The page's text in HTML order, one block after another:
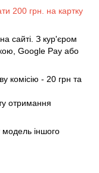
200 грн. на картку
сайті. З кур'єром
Google Pay або
комісію - 20 грн та
отримання
модель іншого